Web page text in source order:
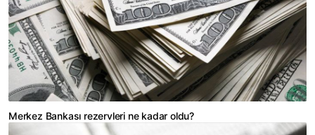
Merkez Bankası rezervleri ne kadar oldu?